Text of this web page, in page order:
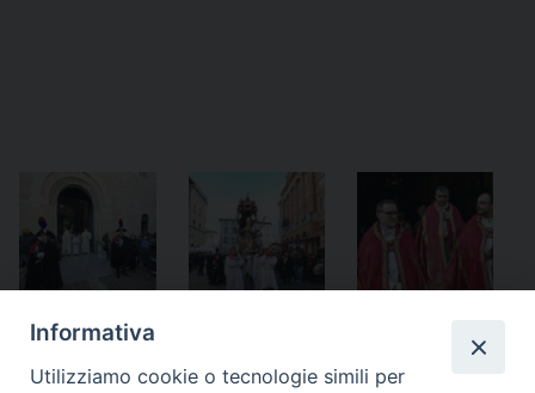
Informativa
Utilizziamo cookie o tecnologie simili per